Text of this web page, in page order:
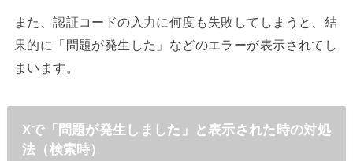
また、認証コードの入力に何度も失敗してしまうと、結
果的に「問題が発生した」などのエラーが表示されてし
まいます。
Xで「問題が発生しました」と表示された時の対処
法（検索時）